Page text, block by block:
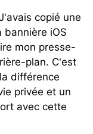
copié une
bannière iOS
mon presse-
plan. C'est
différence
privée et un
avec cette